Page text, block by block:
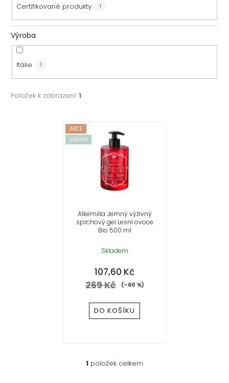
Certifikované produkty 1
Výroba
Itálie 1
Položek k zobrazení: 1
AKCE
VEGAN
Alkemilla Jemný výživný
sprchový gel Lesní ovoce
Bio 500 ml
Skladem
107,60 Kč
269 Kč (–60 %)
DO KOŠÍKU
O
1 položek celkem